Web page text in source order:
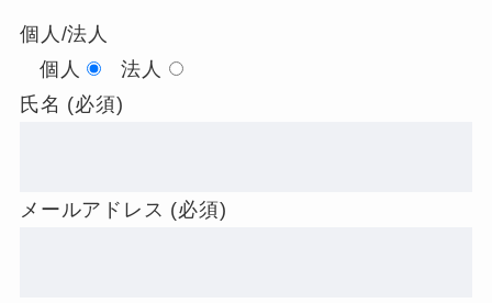
個人/法人
個人
法人
氏名 (必須)
メールアドレス (必須)